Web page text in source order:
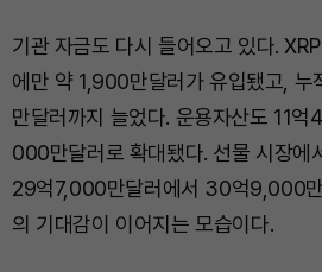
기관 자금도 다시 들어오고 있다.
에만 약 1,900만달러가 유입됐고,
만달러까지 늘었다. 운용자산도 11
000만달러로 확대됐다. 선물 시장에
29억7,000만달러에서 30억9,000
의 기대감이 이어지는 모습이다.